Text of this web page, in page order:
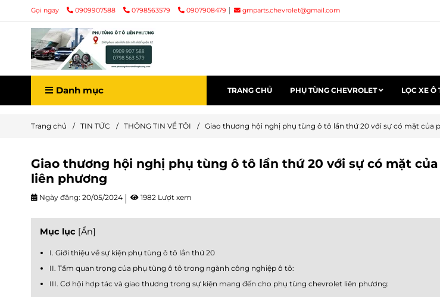
Gọi ngay 0909907588 0798563579 0907908479 gmparts.chevrolet@gmail.com
Danh mục TRANG CHỦ PHỤ TÙNG CHEVROLET LỌC XE Ô
Trang chủ / TIN TỨC / THÔNG TIN VỀ TÔI / Giao thương hội nghị phụ tùng ô tô lần thứ 20 với sự có mặt của
Giao thương hội nghị phụ tùng ô tô lần thứ 20 với sự có mặt
liên phương
Ngày đăng: 20/05/2024 1982 Lượt xem
Mục lục [Ẩn]
I. Giới thiệu về sự kiện phụ tùng ô tô lần thứ 20
II. Tầm quan trọng của phụ tùng ô tô trong ngành công nghiệp ô tô:
III. Cơ hội hợp tác và giao thương trong sự kiện mang đến cho phụ tùng chevrolet liên phương: